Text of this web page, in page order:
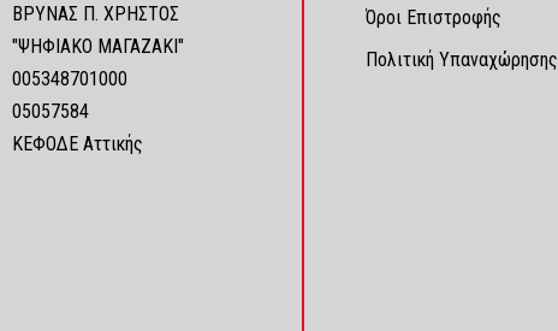
ΒΡΥΝΑΣ Π. ΧΡΗΣΤΟΣ
"ΨΗΦΙΑΚΟ ΜΑΓΑΖΑΚΙ"
005348701000
05057584
ΚΕΦΟΔΕ Αττικής
Όροι Επιστροφής
Πολιτική Υπαναχώρησης